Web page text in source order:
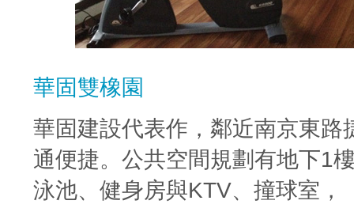
華固雙橡園
華固建設代表作，鄰近南京東路
通便捷。公共空間規劃有地下1
泳池、健身房與KTV、撞球室，